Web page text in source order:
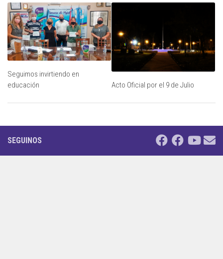
Seguimos invirtiendo en
educación
Acto Oficial por el 9 de Julio
SEGUINOS